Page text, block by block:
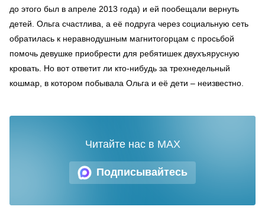
до этого был в апреле 2013 года) и ей пообещали вернуть
детей. Ольга счастлива, а её подруга через социальную сеть
обратилась к неравнодушным магнитогорцам с просьбой
помочь девушке приобрести для ребятишек двухъярусную
кровать. Но вот ответит ли кто-нибудь за трехнедельный
кошмар, в котором побывала Ольга и её дети – неизвестно.
Подписывайтесь
Читайте нас в MAX